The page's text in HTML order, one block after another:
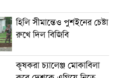
হিলি সীমান্তেও পুশইনের চেষ্টা
রুখে দিল বিজিবি
কৃষকরা চ্যালেঞ্জ মোকাবিলা